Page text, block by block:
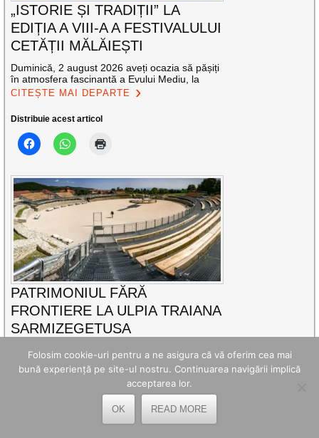
„ISTORIE ȘI TRADIȚII” LA
EDIȚIA A VIII-A A FESTIVALULUI
CETĂȚII MĂLĂIEȘTI
Duminică, 2 august 2026 aveți ocazia să pășiți
în atmosfera fascinantă a Evului Mediu, la
CITEȘTE MAI DEPARTE
Distribuie acest articol
PATRIMONIUL FĂRĂ
FRONTIERE LA ULPIA TRAIANA
SARMIZEGETUSA
În perioada 27–31 iulie 2026, Muzeul
Civilizației Dacice și Romane Deva este
partener al celei
CITEȘTE MAI DEPARTE
Folosim cookie-uri pentru a ne asigura că vă oferim cea mai
bună experiență pe site-ul nostru. Continuarea navigării implică
acceptarea lor.
OK READ MORE